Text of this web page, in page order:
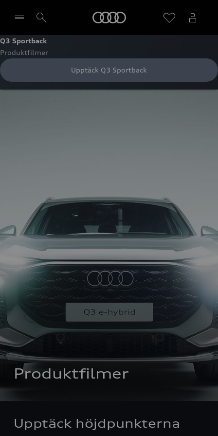
Välj återförsäljare
Q3 Sportback
Produktfilmer
Upptäck Q3 Sportback
Produktfilmer
Upptäck höjdpunkterna